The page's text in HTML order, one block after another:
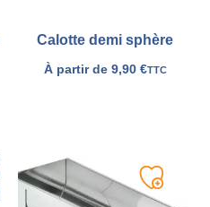
Calotte demi sphère
À partir de 9,90 €TTC
Ajouter
à